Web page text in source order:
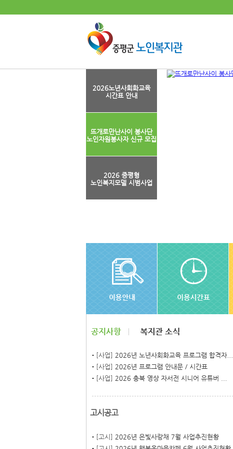
2026노년사회화교육
시간표 안내
뜨개로만난사이 봉사단
노인자원봉사자 신규 모집
2026 증평형
노인복지모델 시범사업
[사업] 2026년 노년사회화교육 프로그램 합격자...
[사업] 2026년 프로그램 안내문 / 시간표
[사업] 2026 충북 영상 자서전 시니어 유튜버 ...
고시공고
[고시] 2026년 은빛사랑채 7월 사업추진현황